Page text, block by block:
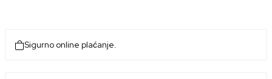
Sigurno online plaćanje.